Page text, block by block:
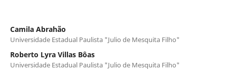
Camila Abrahão
Universidade Estadual Paulista "Julio de Mesquita Filho"
Roberto Lyra Villas Bôas
Universidade Estadual Paulista "Julio de Mesquita Filho"